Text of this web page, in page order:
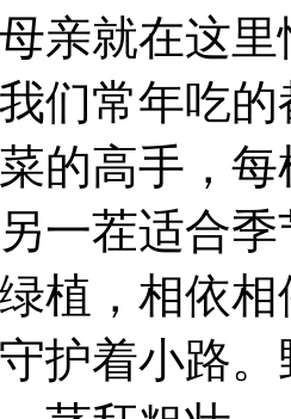
亲就在这
们常年吃
的高手，
一茬适合
，相依相
护着小路